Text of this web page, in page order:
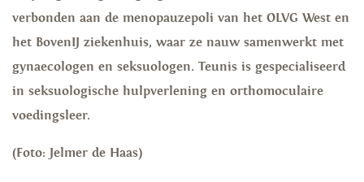
verbonden aan de menopauzepoli van het OLVG West en
het BovenIJ ziekenhuis, waar ze nauw samenwerkt met
gynaecologen en seksuologen. Teunis is gespecialiseerd
in seksuologische hulpverlening en orthomoculaire
voedingsleer.
(Foto: Jelmer de Haas)